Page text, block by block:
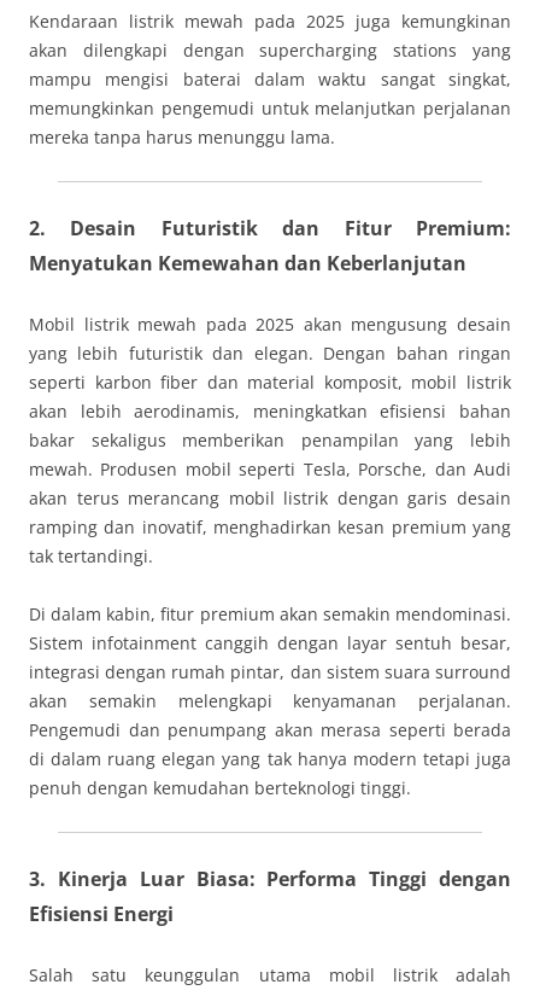
Kendaraan listrik mewah pada 2025 juga kemungkinan
akan dilengkapi dengan supercharging stations yang
mampu mengisi baterai dalam waktu sangat singkat,
memungkinkan pengemudi untuk melanjutkan perjalanan
mereka tanpa harus menunggu lama.
2. Desain Futuristik dan Fitur Premium:
Menyatukan Kemewahan dan Keberlanjutan
Mobil listrik mewah pada 2025 akan mengusung desain
yang lebih futuristik dan elegan. Dengan bahan ringan
seperti karbon fiber dan material komposit, mobil listrik
akan lebih aerodinamis, meningkatkan efisiensi bahan
bakar sekaligus memberikan penampilan yang lebih
mewah. Produsen mobil seperti Tesla, Porsche, dan Audi
akan terus merancang mobil listrik dengan garis desain
ramping dan inovatif, menghadirkan kesan premium yang
tak tertandingi.
Di dalam kabin, fitur premium akan semakin mendominasi.
Sistem infotainment canggih dengan layar sentuh besar,
integrasi dengan rumah pintar, dan sistem suara surround
akan semakin melengkapi kenyamanan perjalanan.
Pengemudi dan penumpang akan merasa seperti berada
di dalam ruang elegan yang tak hanya modern tetapi juga
penuh dengan kemudahan berteknologi tinggi.
3. Kinerja Luar Biasa: Performa Tinggi dengan
Efisiensi Energi
Salah satu keunggulan utama mobil listrik adalah